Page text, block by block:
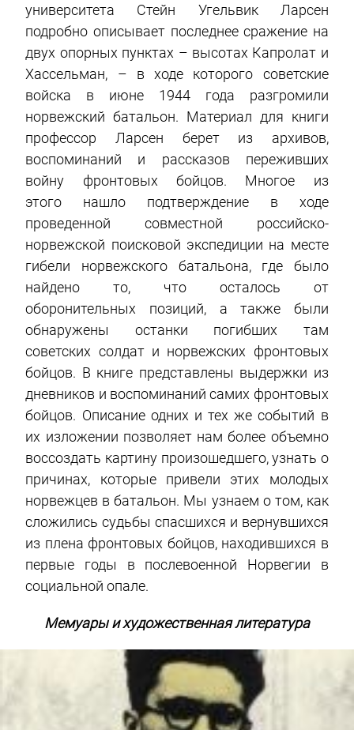
университета Стейн Угельвик Ларсен
подробно описывает последнее сражение на
двух опорных пунктах – высотах Капролат и
Хассельман, – в ходе которого советские
войска в июне 1944 года разгромили
норвежский батальон. Материал для книги
профессор Ларсен берет из архивов,
воспоминаний и рассказов переживших
войну фронтовых бойцов. Многое из
этого нашло подтверждение в ходе
проведенной совместной российско-
норвежской поисковой экспедиции на месте
гибели норвежского батальона, где было
найдено то, что осталось от
оборонительных позиций, а также были
обнаружены останки погибших там
советских солдат и норвежских фронтовых
бойцов. В книге представлены выдержки из
дневников и воспоминаний самих фронтовых
бойцов. Описание одних и тех же событий в
их изложении позволяет нам более объемно
воссоздать картину произошедшего, узнать о
причинах, которые привели этих молодых
норвежцев в батальон. Мы узнаем о том, как
сложились судьбы спасшихся и вернувшихся
из плена фронтовых бойцов, находившихся в
первые годы в послевоенной Норвегии в
социальной опале.
Мемуары и художественная литература